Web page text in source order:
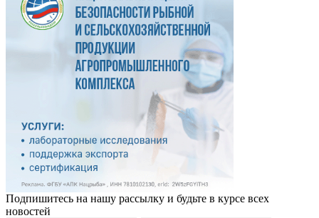
Подпишитесь на нашу рассылку и будьте в курсе всех
новостей